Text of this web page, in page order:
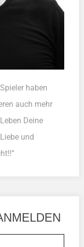
haben
auch mehr
Deine
und